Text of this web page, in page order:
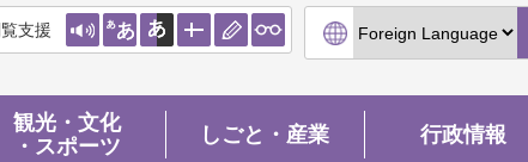
支援
観光・文化
・スポーツ
しごと・産業 行政情報